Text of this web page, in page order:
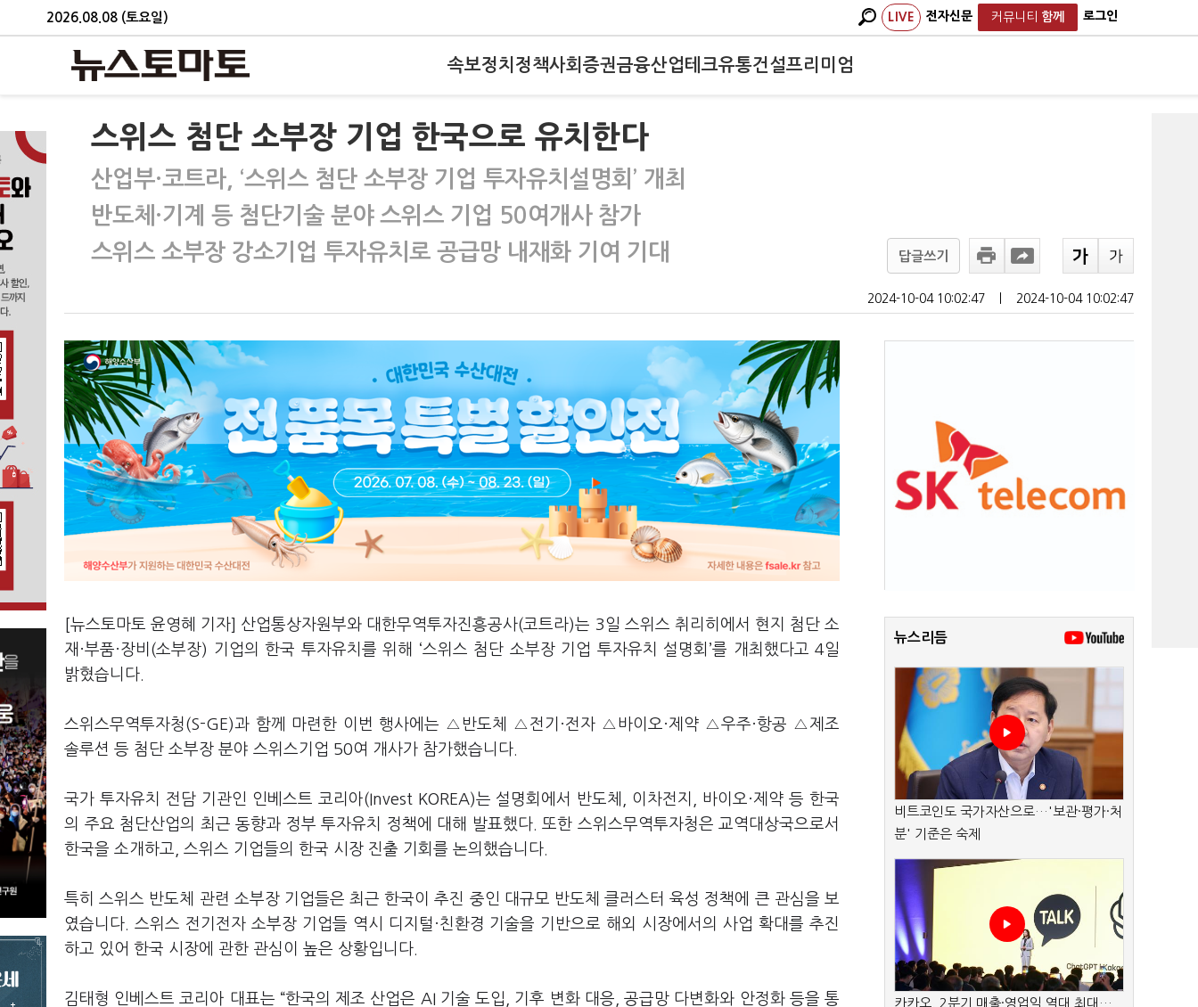
2026.08.08 (토요일) LIVE 전자신문 커뮤니티 함께 로그인
속보정치 정책사회 증권금융산업테크유통건설프리미엄
스위스 첨단 소부장 기업 한국으로 유치한다
산업부·코트라, ‘스위스 첨단 소부장 기업 투자유치설명회’ 개최
반도체·기계 등 첨단기술 분야 스위스 기업 50여개사 참가
스위스 소부장 강소기업 투자유치로 공급망 내재화 기여 기대
답글쓰기
2024-10-04 10:02:47 2024-10-04 10:02:47
[뉴스토마토 윤영혜 기자] 산업통상자원부와 대한무역투자진흥공사(코트라)는 3일 스위스 취리히에서 현지 첨단 소
재·부품·장비(소부장) 기업의 한국 투자유치를 위해 ‘스위스 첨단 소부장 기업 투자유치 설명회’를 개최했다고 4일
밝혔습니다.
스위스무역투자청(S-GE)과 함께 마련한 이번 행사에는 △반도체 △전기·전자 △바이오·제약 △우주·항공 △제조
솔루션 등 첨단 소부장 분야 스위스기업 50여 개사가 참가했습니다.
국가 투자유치 전담 기관인 인베스트 코리아(Invest KOREA)는 설명회에서 반도체, 이차전지, 바이오·제약 등 한국
의 주요 첨단산업의 최근 동향과 정부 투자유치 정책에 대해 발표했다. 또한 스위스무역투자청은 교역대상국으로서
한국을 소개하고, 스위스 기업들의 한국 시장 진출 기회를 논의했습니다.
특히 스위스 반도체 관련 소부장 기업들은 최근 한국이 추진 중인 대규모 반도체 클러스터 육성 정책에 큰 관심을 보
였습니다. 스위스 전기전자 소부장 기업들 역시 디지털·친환경 기술을 기반으로 해외 시장에서의 사업 확대를 추진
하고 있어 한국 시장에 관한 관심이 높은 상황입니다.
김태형 인베스트 코리아 대표는 “한국의 제조 산업은 AI 기술 도입, 기후 변화 대응, 공급망 다변화와 안정화 등을 통
뉴스리듬
비트코인도 국가자산으로…'보관·평가·처
분' 기준은 숙제
카카오, 2분기 매출·영업익 역대 최대…